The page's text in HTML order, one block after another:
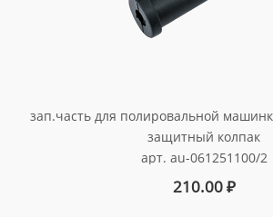
зап.часть для полировальной
защитный колпак
арт. au-061251100/2
210.00₽